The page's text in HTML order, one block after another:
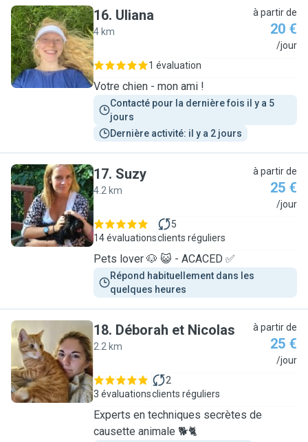
U
16. Uliana
4 km
à partir de
20 €
/jour
1 évaluation
Votre chien - mon ami !
Contacté pour la dernière fois il y a 5
jours
Dernière activité: il y a 2 jours
S
17. Suzy
4.2 km
à partir de
25 €
/jour
14 évaluations
5
clients réguliers
Pets lover 🐶 😺 - ACACED ✅
Répond habituellement dans les
quelques heures
D
18. Déborah et Nicolas
2.2 km
à partir de
25 €
/jour
3 évaluations
2
clients réguliers
Experts en techniques secrètes de
causette animale 🐕🐈